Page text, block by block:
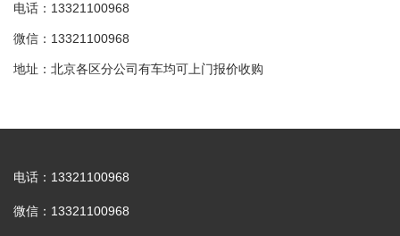
电话：13321100968
微信：13321100968
地址：北京各区分公司有车均可上门报价收购
电话：13321100968
微信：13321100968